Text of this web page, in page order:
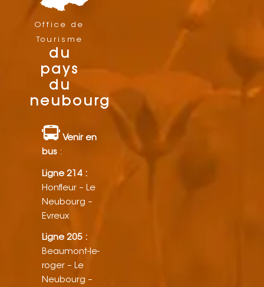
Office de
Tourisme
du
pays
du
neubourg
Venir en
bus:
Ligne 214 :
Honfleur – Le
Neubourg –
Evreux
Ligne 205 :
Beaumont-le-
roger – Le
Neubourg –